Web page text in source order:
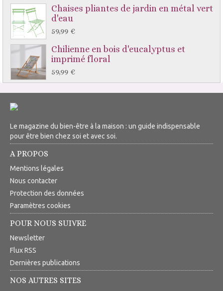
Chaises pliantes de jardin en métal vert
d'eau
59,99 €
Chilienne en bois d'eucalyptus et
imprimé floral
59,99 €
Le magazine du bien-être à la maison : un guide indispensable
pour être bien chez soi et avec soi.
A PROPOS
Mentions légales
Nous contacter
Protection des données
Paramètres cookies
POUR NOUS SUIVRE
Newsletter
Flux RSS
Dernières publications
NOS AUTRES SITES